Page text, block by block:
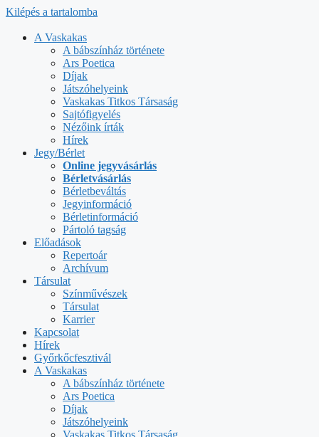
Kilépés a tartalomba
A Vaskakas
A bábszínház története
Ars Poetica
Díjak
Játszóhelyeink
Vaskakas Titkos Társaság
Sajtófigyelés
Nézőink írták
Hírek
Jegy/Bérlet
Online jegyvásárlás
Bérletvásárlás
Bérletbeváltás
Jegyinformáció
Bérletinformáció
Pártoló tagság
Előadások
Repertoár
Archívum
Társulat
Színművészek
Társulat
Karrier
Kapcsolat
Hírek
Győrkőcfesztivál
A Vaskakas
A bábszínház története
Ars Poetica
Díjak
Játszóhelyeink
Vaskakas Titkos Társaság